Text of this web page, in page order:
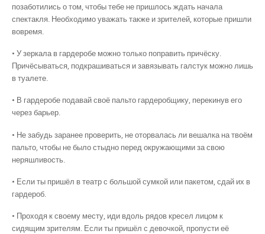
позаботились о том, чтобы тебе не пришлось ждать начала
спектакля. Необходимо уважать также и зрителей, которые пришли
вовремя.
• У зеркала в гардеробе можно только поправить причёску.
Причёсываться, подкрашиваться и завязывать галстук можно лишь
в туалете.
• В гардеробе подавай своё пальто гардеробщику, перекинув его
через барьер.
• Не забудь заранее проверить, не оторвалась ли вешалка на твоём
пальто, чтобы не было стыдно перед окружающими за свою
неряшливость.
• Если ты пришёл в театр с большой сумкой или пакетом, сдай их в
гардероб.
• Проходя к своему месту, иди вдоль рядов кресел лицом к
сидящим зрителям. Если ты пришёл с девочкой, пропусти её